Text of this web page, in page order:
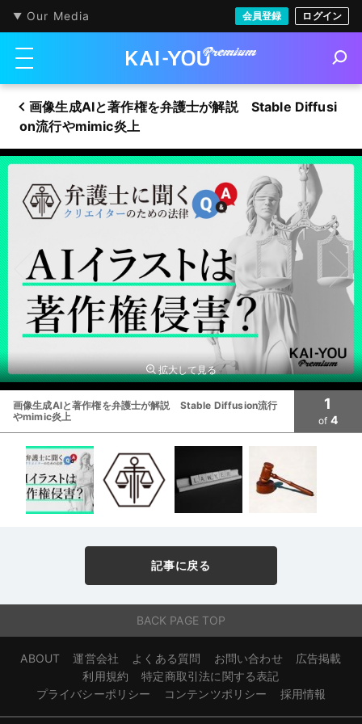
Our Media 会員登録 ログイン
メニューを開く
e
画像生成AIと著作権を弁護士が解説 Stable Diffusi
on流行やmimic炎上
拡大して見る
画像生成AIと著作権を弁護士が解説 Stable Diffusion流行
やmimic炎上
1
of 4
記事に戻る
BACK PAGE TOP
ABOUT 運営会社 よくある質問 お問い合わせ
広告掲載
利用規約
特定商取引法に関する表記
プライバシーポリシー
コンテンツポリシー 採用情報